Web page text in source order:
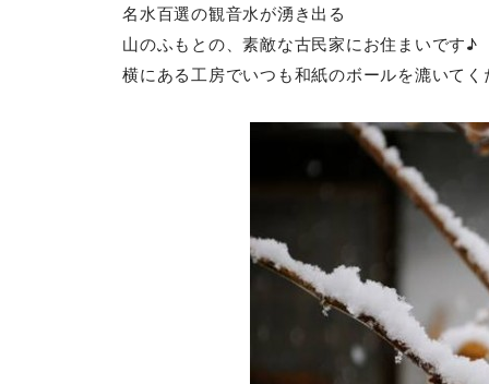
名水百選の観音水が湧き出る
山のふもとの、素敵な古民家にお住まいです♪
横にある工房でいつも和紙のボールを漉いて